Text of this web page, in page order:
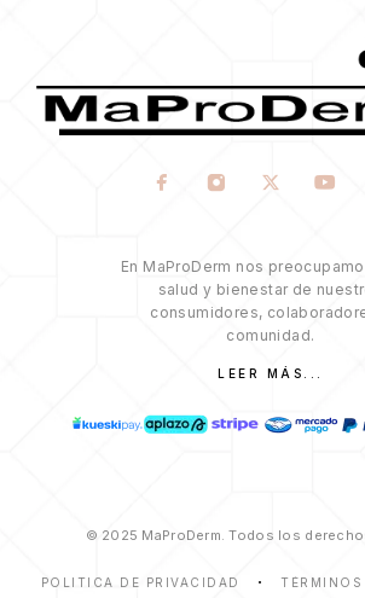
En MaProDerm nos
salud y bienestar de
consumidores,
comunidad.
LEER MÁS...
© 2025 MaProDerm. Todos los
POLITICA DE PRIVACIDAD